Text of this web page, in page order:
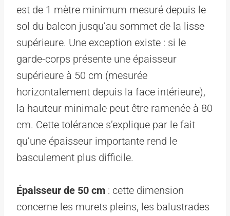
est de 1 mètre minimum mesuré depuis le
sol du balcon jusqu’au sommet de la lisse
supérieure. Une exception existe : si le
garde-corps présente une épaisseur
supérieure à 50 cm (mesurée
horizontalement depuis la face intérieure),
la hauteur minimale peut être ramenée à 80
cm. Cette tolérance s’explique par le fait
qu’une épaisseur importante rend le
basculement plus difficile.
Épaisseur de 50 cm : cette dimension
concerne les murets pleins, les balustrades